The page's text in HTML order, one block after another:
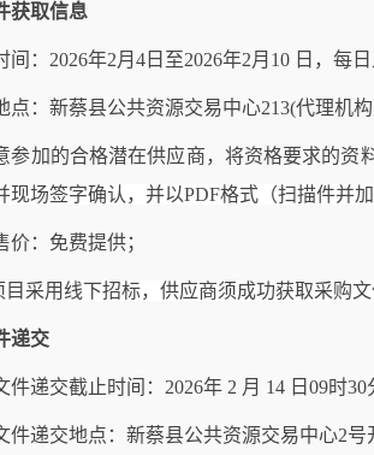
获取信息
间： 2026年2月 4 日至2026年2月 10 日 ，每
点：新蔡县公共资源交易中心213(代理机构
参加的合格潜在供应商，将资格要求的资
现场签字确认，并以PDF格式（扫描件并
价：免费提供；
目采用线下招标，供应商须成功获取采购
递交
件递交截止时间： 2026年 2 月 14 日09时30
件递交地点： 新蔡县公共资源交易中心2号